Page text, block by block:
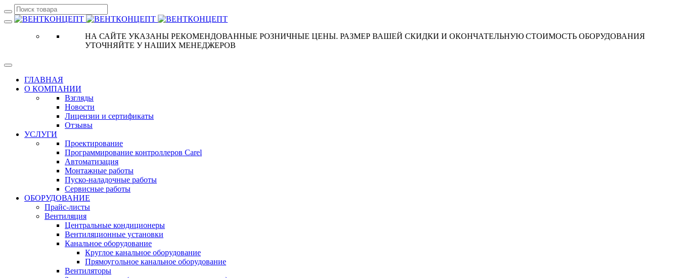
НА САЙТЕ УКАЗАНЫ РЕКОМЕНДОВАННЫЕ РОЗНИЧНЫЕ ЦЕНЫ. РАЗМЕР ВАШЕЙ СКИДКИ И ОКОНЧАТЕЛЬНУЮ СТОИМОСТЬ ОБОРУДОВАНИЯ
УТОЧНЯЙТЕ У НАШИХ МЕНЕДЖЕРОВ
ГЛАВНАЯ
О КОМПАНИИ
Взгляды
Новости
Лицензии и сертификаты
Отзывы
УСЛУГИ
Проектирование
Программирование контроллеров Carel
Автоматизация
Монтажные работы
Пуско-наладочные работы
Сервисные работы
ОБОРУДОВАНИЕ
Прайс-листы
Вентиляция
Центральные кондиционеры
Вентиляционные установки
Канальное оборудование
Круглое канальное оборудование
Прямоугольное канальное оборудование
Вентиляторы